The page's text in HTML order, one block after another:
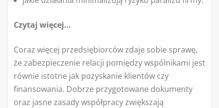
Czytaj więcej…
Coraz więcej przedsiębiorców zdaje sobie sprawę,
że zabezpieczenie relacji pomiędzy wspólnikami jest
równie istotne jak pozyskanie klientów czy
finansowania. Dobrze przygotowane dokumenty
oraz jasne zasady współpracy zwiększają